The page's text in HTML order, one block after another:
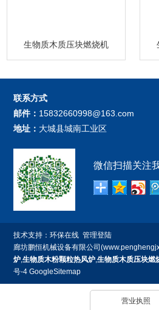
生物质木质压块燃烧机
联系方式
邮件： 15832660998@163.com
地址： 大城县城南工业区
微信扫描关注
技术支持：环保在线 管理登陆
廊坊鹏恒机械设备有限公司
炉 ,生物质木粉颗粒热风炉 ,生物质木质压块燃
号-4 GoogleSitemap
营业执照